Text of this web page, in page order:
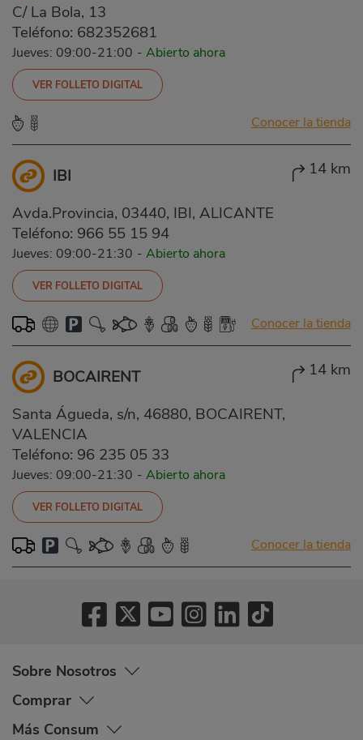
C/ La Bola, 13
Teléfono: 682352681
Jueves: 09:00-21:00 - Abierto ahora
VER FOLLETO DIGITAL
Conocer la tienda
IBI 14 km
Avda.Provincia, 03440, IBI, ALICANTE
Teléfono: 966 55 15 94
Jueves: 09:00-21:30 - Abierto ahora
VER FOLLETO DIGITAL
Conocer la tienda
BOCAIRENT 14 km
Santa Águeda, s/n, 46880, BOCAIRENT,
VALENCIA
Teléfono: 96 235 05 33
Jueves: 09:00-21:30 - Abierto ahora
VER FOLLETO DIGITAL
Conocer la tienda
Sobre Nosotros
Comprar
Más Consum